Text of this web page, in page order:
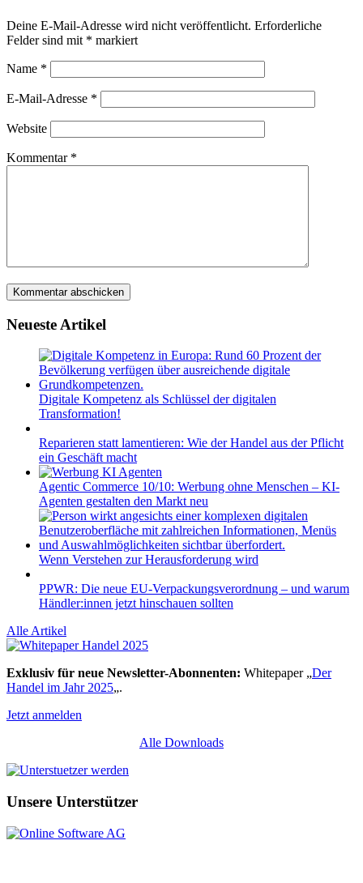
Deine E-Mail-Adresse wird nicht veröffentlicht. Erforderliche
Felder sind mit * markiert
Name *
E-Mail-Adresse *
Website
Kommentar *
Neueste Artikel
Digitale Kompetenz als Schlüssel der digitalen
Transformation!
Reparieren statt lamentieren: Wie der Handel aus der Pflicht
ein Geschäft macht
Agentic Commerce 10/10: Werbung ohne Menschen – KI-
Agenten gestalten den Markt neu
Wenn Verstehen zur Herausforderung wird
PPWR: Die neue EU-Verpackungsverordnung – und warum
Händler:innen jetzt hinschauen sollten
Alle Artikel
Exklusiv für neue Newsletter-Abonnenten: Whitepaper „Der
Handel im Jahr 2025„.
Jetzt anmelden
Alle Downloads
Unsere Unterstützer